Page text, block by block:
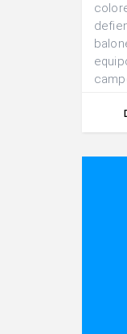
que